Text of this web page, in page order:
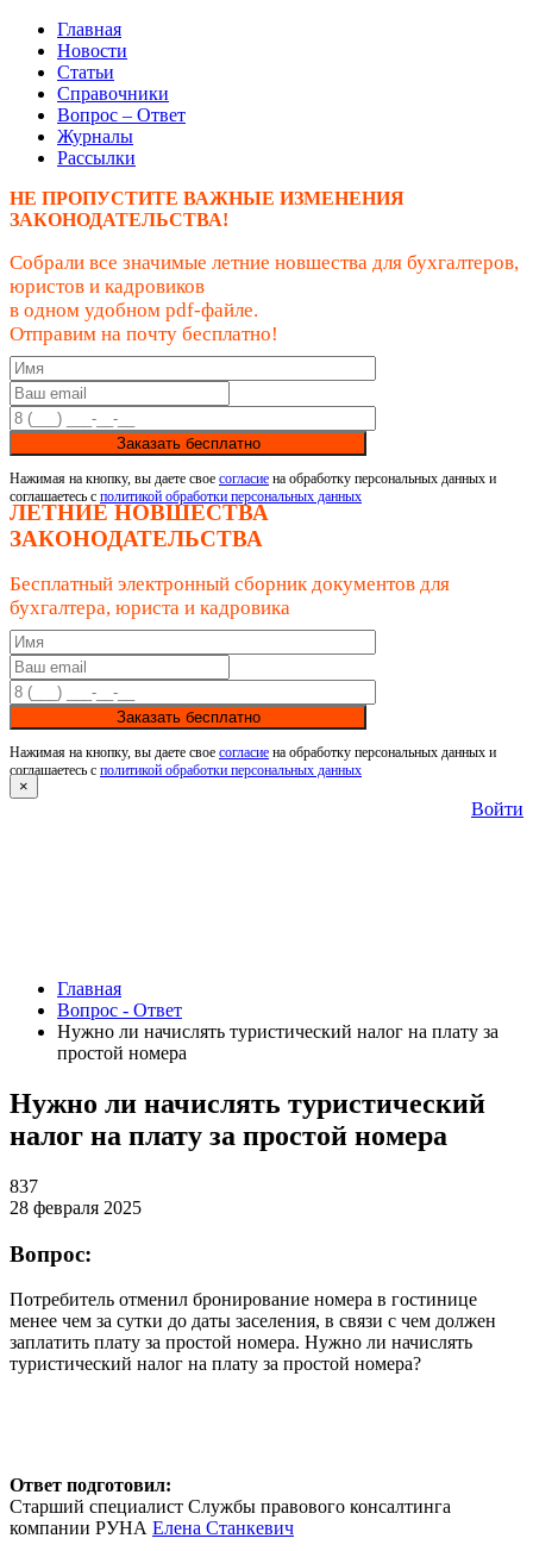
Главная
Новости
Статьи
Справочники
Вопрос – Ответ
Журналы
Рассылки
НЕ ПРОПУСТИТЕ ВАЖНЫЕ ИЗМЕНЕНИЯ
ЗАКОНОДАТЕЛЬСТВА!
Собрали все значимые летние новшества для бухгалтеров,
юристов и кадровиков
в одном удобном pdf-файле.
Отправим на почту бесплатно!
Заказать бесплатно
Нажимая на кнопку, вы даете свое согласие на обработку персональных данных и
соглашаетесь с политикой обработки персональных данных
ЛЕТНИЕ НОВШЕСТВА
ЗАКОНОДАТЕЛЬСТВА
Бесплатный электронный сборник документов для
бухгалтера, юриста и кадровика
Заказать бесплатно
Нажимая на кнопку, вы даете свое согласие на обработку персональных данных и
соглашаетесь с политикой обработки персональных данных
×
Войти
Главная
Вопрос - Ответ
Нужно ли начислять туристический налог на плату за
простой номера
Нужно ли начислять туристический
налог на плату за простой номера
837
28 февраля 2025
Вопрос:
Потребитель отменил бронирование номера в гостинице
менее чем за сутки до даты заселения, в связи с чем должен
заплатить плату за простой номера. Нужно ли начислять
туристический налог на плату за простой номера?
Ответ подготовил:
Старший специалист Службы правового консалтинга
компании РУНА Елена Станкевич